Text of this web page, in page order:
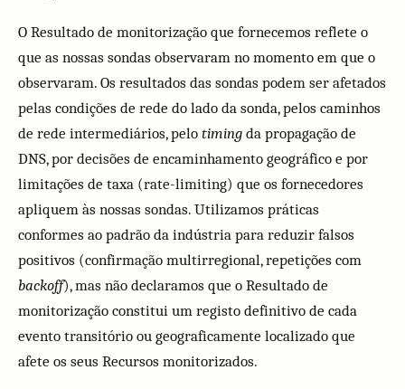
O Resultado de monitorização que fornecemos reflete o
que as nossas sondas observaram no momento em que o
observaram. Os resultados das sondas podem ser afetados
pelas condições de rede do lado da sonda, pelos caminhos
de rede intermediários, pelo timing da propagação de
DNS, por decisões de encaminhamento geográfico e por
limitações de taxa (rate-limiting) que os fornecedores
apliquem às nossas sondas. Utilizamos práticas
conformes ao padrão da indústria para reduzir falsos
positivos (confirmação multirregional, repetições com
backoff), mas não declaramos que o Resultado de
monitorização constitui um registo definitivo de cada
evento transitório ou geograficamente localizado que
afete os seus Recursos monitorizados.